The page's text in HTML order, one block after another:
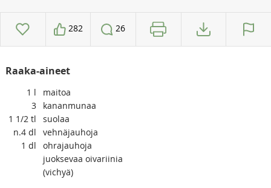
282 26
Raaka-aineet
1 l
maitoa
3
kananmunaa
1 1/2 tl
suolaa
n.4 dl
vehnäjauhoja
1 dl
ohrajauhoja
juoksevaa oivariinia
(vichyä)